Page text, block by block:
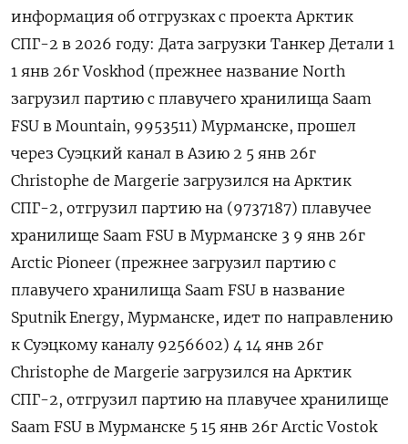
информация об отгрузках ⁠с проекта Арктик
СПГ-2 в 2026 году: Дата загрузки Танкер Детали 1
1 янв 26г Voskhod (‌прежнее название North
загрузил партию с ‍плавучего хранилища Saam
FSU в Mountain, 9953511) Мурманске, ‌прошел
через Суэцкий канал в Азию 2 5 ​янв 26г
Сhristophe de Margerie загрузился на Арктик
СПГ-2, отгрузил партию на (9737187) плавучее
⁠хранилище Saam FSU ‍в Мурманске 3 9 янв 26г
Arctic Pioneer (прежнее загрузил ‌партию с
плавучего хранилища Saam FSU в название
Sputnik Energy, Мурманске, идет по направлению
к Суэцкому каналу 9256602) 4 14 янв 26г
Сhristophe de Margerie загрузился на Арктик
СПГ-2, отгрузил партию на плавучее ‍хранилище
Saam FSU ‍в Мурманске 5 15 янв 26г Arctic Vostok